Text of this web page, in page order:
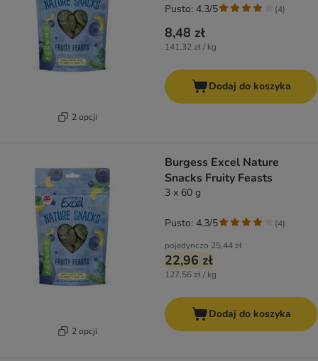
2 opcji
8,48 zł
141,32 zł / kg
Pusto: 4.3/5 (4)
Dodaj do koszyka
2 opcji
Burgess Excel Nature
Snacks Fruity Feasts
3 x 60 g
pojedynczo 25,44 zł
22,96 zł
127,56 zł / kg
Pusto: 4.3/5 (4)
Dodaj do koszyka